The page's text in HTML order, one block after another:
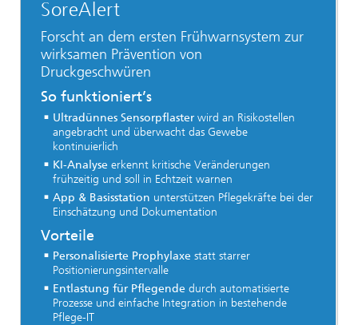
SoreAlert
Forscht an dem ersten Frühwarnsystem zur
wirksamen Prävention von
Druckgeschwüren
So funktioniert’s
Ultradünnes Sensorpflaster wird an Risikostellen
angebracht und überwacht das Gewebe
kontinuierlich
KI-Analyse erkennt kritische Veränderungen
frühzeitig und soll in Echtzeit warnen
App & Basisstation unterstützen Pflegekräfte bei der
Einschätzung und Dokumentation
Vorteile
Personalisierte Prophylaxe statt starrer
Positionierungsintervalle
Entlastung für Pflegende durch automatisierte
Prozesse und einfache Integration in bestehende
Pflege-IT